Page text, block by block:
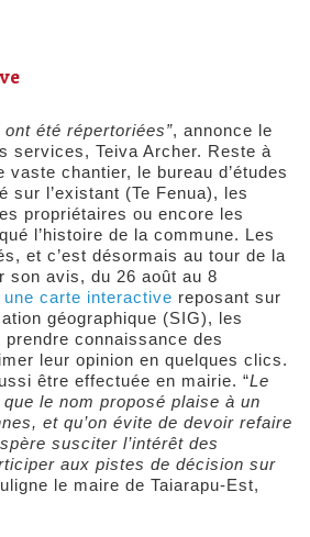
été répertoriées”, annonce le
services, Teiva Archer. Reste à
vaste chantier, le bureau d’études
sur l’existant (Te Fenua), les
propriétaires ou encore les
l’histoire de la commune. Les
et c’est désormais au tour de la
son avis, du 26 août au 8
une carte interactive reposant sur
géographique (SIG), les
connaissance des
leur opinion en quelques clics.
être effectuée en mairie. “Le
le nom proposé plaise à un
et qu’on évite de devoir refaire
susciter l’intérêt des
aux pistes de décision sur
le maire de Taiarapu-Est,